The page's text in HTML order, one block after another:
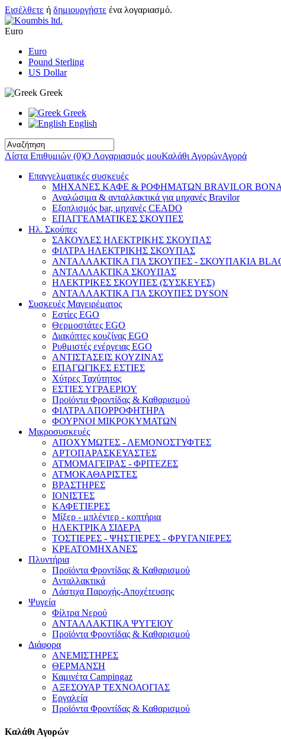
Εισέλθετε ή δημιουργήστε ένα λογαριασμό.
Euro
Euro
Pound Sterling
US Dollar
Greek
Greek
English
Λίστα Επιθυμιών (0)Ο Λογαριασμός μουΚαλάθι ΑγορώνΑγορά
Επαγγελματικές συσκευές
ΜΗΧΑΝΕΣ ΚΑΦΕ & ΡΟΦΗΜΑΤΩΝ BRAVILOR
Αναλώσιμα & ανταλλακτικά για μηχανές Bravilor
Εξοπλισμός bar, μηχανές CEADO
ΕΠΑΓΓΕΛΜΑΤΙΚΕΣ ΣΚΟΥΠΕΣ
Ηλ. Σκούπες
ΣΑΚΟΥΛΕΣ ΗΛΕΚΤΡΙΚΗΣ ΣΚΟΥΠΑΣ
ΦΙΛΤΡΑ ΗΛΕΚΤΡΙΚΗΣ ΣΚΟΥΠΑΣ
ΑΝΤΑΛΛΑΚΤΙΚΑ ΓΙΑ ΣΚΟΥΠΕΣ - ΣΚΟΥΠΑΚΙΑ
ΑΝΤΑΛΛΑΚΤΙΚΑ ΣΚΟΥΠΑΣ
ΗΛΕΚΤΡΙΚΕΣ ΣΚΟΥΠΕΣ (ΣΥΣΚΕΥΕΣ)
ΑΝΤΑΛΛΑΚΤΙΚΑ ΓΙΑ ΣΚΟΥΠΕΣ DYSON
Συσκευές Μαγειρέματος
Εστίες EGO
Θερμοστάτες EGO
Διακόπτες κουζίνας EGO
Ρυθμιστές ενέργειας EGO
ΑΝΤΙΣΤΑΣΕΙΣ ΚΟΥΖΙΝΑΣ
ΕΠΑΓΩΓΙΚΕΣ ΕΣΤΙΕΣ
Χύτρες Ταχύτητος
ΕΣΤΙΕΣ ΥΓΡΑΕΡΙΟΥ
Προϊόντα Φροντίδας & Καθαρισμού
ΦΙΛΤΡΑ ΑΠΟΡΡΟΦΗΤΗΡΑ
ΦΟΥΡΝΟΙ ΜΙΚΡΟΚΥΜΑΤΩΝ
Μικροσυσκευές
ΑΠΟΧΥΜΩΤΕΣ - ΛΕΜΟΝΟΣΤΥΦΤΕΣ
ΑΡΤΟΠΑΡΑΣΚΕΥΑΣΤΕΣ
ΑΤΜΟΜΑΓΕΙΡΑΣ - ΦΡΙΤΕΖΕΣ
ΑΤΜΟΚΑΘΑΡΙΣΤΕΣ
ΒΡΑΣΤΗΡΕΣ
ΙΟΝΙΣΤΕΣ
ΚΑΦΕΤΙΕΡΕΣ
Μίξερ - μπλέντερ - κοπτήρια
ΗΛΕΚΤΡΙΚΑ ΣΙΔΕΡΑ
ΤΟΣΤΙΕΡΕΣ - ΨΗΣΤΙΕΡΕΣ - ΦΡΥΓΑΝΙΕΡΕΣ
ΚΡΕΑΤΟΜΗΧΑΝΕΣ
Πλυντήρια
Προϊόντα Φροντίδας & Καθαρισμού
Ανταλλακτικά
Λάστιχα Παροχής-Αποχέτευσης
Ψυγεία
Φίλτρα Νερού
ΑΝΤΑΛΛΑΚΤΙΚΑ ΨΥΓΕΙΟΥ
Προϊόντα Φροντίδας & Καθαρισμού
Διάφορα
ΑΝΕΜΙΣΤΗΡΕΣ
ΘΕΡΜΑΝΣΗ
Καμινέτα Campingaz
ΑΞΕΣΟΥΑΡ ΤΕΧΝΟΛΟΓΙΑΣ
Εργαλεία
Προϊόντα Φροντίδας & Καθαρισμού
Καλάθι Αγορών